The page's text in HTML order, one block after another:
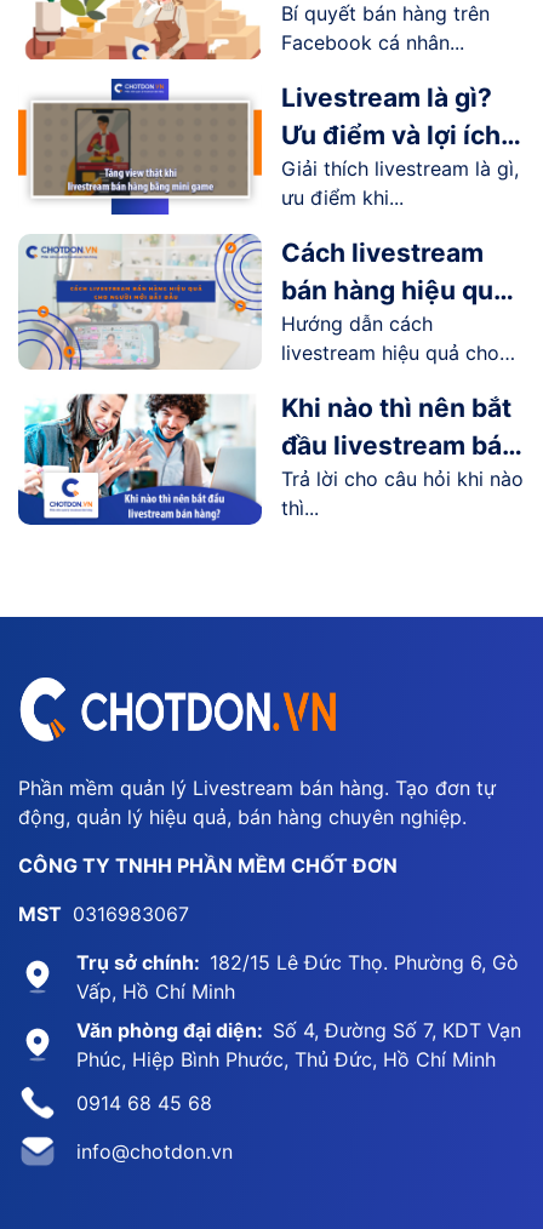
nhân hiệu quả
Bí quyết bán hàng trên
Facebook cá nhân...
Livestream là gì?
Ưu điểm và lợi ích
livestream mang lại
như thế nào?
Giải thích livestream là gì,
ưu điểm khi...
Cách livestream
bán hàng hiệu quả
cho người mới bắt
đầu
Hướng dẫn cách
livestream hiệu quả cho
Khi nào thì nên bắt
đầu livestream bán
hàng?
Trả lời cho câu hỏi khi nào
thì...
Phần mềm quản lý Livestream bán hàng. Tạo đơn tự
động, quản lý hiệu quả, bán hàng chuyên nghiệp.
CÔNG TY TNHH PHẦN MỀM CHỐT ĐƠN
MST 0316983067
Trụ sở chính: 182/15 Lê Đức Thọ. Phường 6, Gò
Vấp, Hồ Chí Minh
Văn phòng đại diện: Số 4, Đường Số 7, KDT Vạn
Phúc, Hiệp Bình Phước, Thủ Đức, Hồ Chí Minh
0914 68 45 68
info@chotdon.vn